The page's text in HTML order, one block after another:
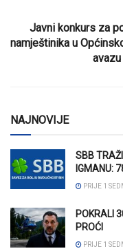
Javni konkurs za
namještinika u
NAJNOVIJE
SBB
IGMANU:
PRIJE 1
POKRALI
PROĆI
PRIJE 1